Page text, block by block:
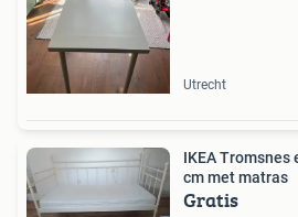
Utrecht
IKEA Tromsnes
cm met matras
Gratis